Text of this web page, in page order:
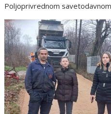
Poljoprivrednom